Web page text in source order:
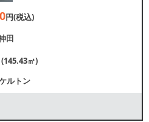
でお問い合わせください。
円(税込)
田
㎡)
ルトン